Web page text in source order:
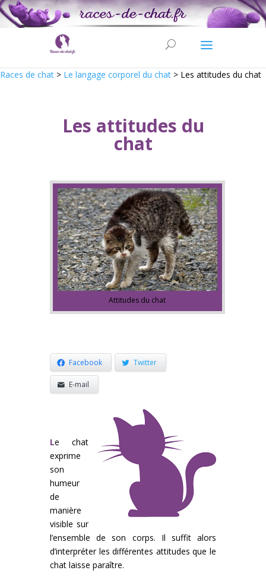
Races de chat > Le langage corporel du chat > Les attitudes du chat
Les attitudes du
chat
Attitudes du chat
Facebook Twitter
E-mail
Le chat
exprime
son
humeur
de
manière
visible sur
l’ensemble de son corps. Il suffit alors
d’interpréter les différentes attitudes que le
chat laisse paraître.